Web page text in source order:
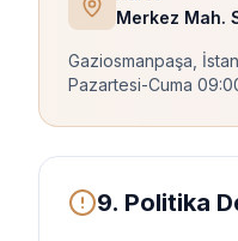
Merkez Mah.
Gaziosmanpaşa,
Pazartesi-Cuma
9. Politika